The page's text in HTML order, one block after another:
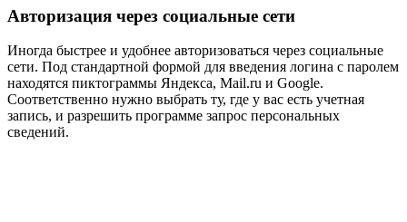
Авторизация через социальные сети
Иногда быстрее и удобнее авторизоваться через социальные
сети. Под стандартной формой для введения логина с паролем
находятся пиктограммы Яндекса, Mail.ru и Google.
Соответственно нужно выбрать ту, где у вас есть учетная
запись, и разрешить программе запрос персональных
сведений.